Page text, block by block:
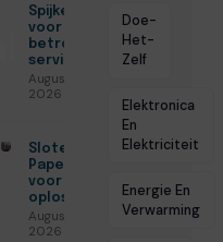
Spijkenisse
voor
betrouwbare
service
Augustus 5,
2026
Slotenmaker
Papendrecht
voor veilige
oplossingen
Augustus 3,
2026
Doe-
Het-
Zelf
Elektronica
En
Elektriciteit
Energie En
Verwarming